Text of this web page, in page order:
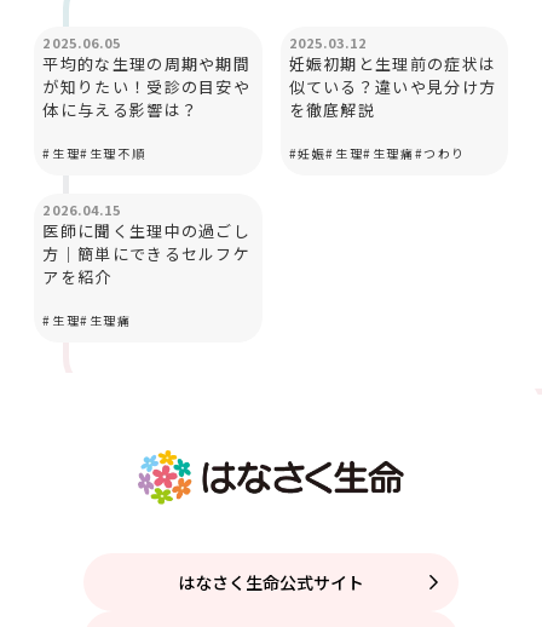
2025.06.05
平均的な生理の周期や期間
が知りたい！受診の目安や
体に与える影響は？
# 生理# 生理不順
2025.03.12
妊娠初期と生理前の症状は
似ている？違いや見分け方
を徹底解説
#妊娠# 生理# 生理痛#つわり
2026.04.15
医師に聞く生理中の過ごし
方│簡単にできるセルフケ
アを紹介
# 生理# 生理痛
はなさく生命公式サイト